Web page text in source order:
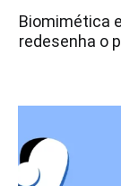
Biomimética
redesenha o